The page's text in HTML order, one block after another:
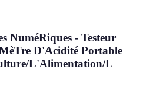
NuméRiques - Testeur
D'Acidité Portable
L'Alimentation/L